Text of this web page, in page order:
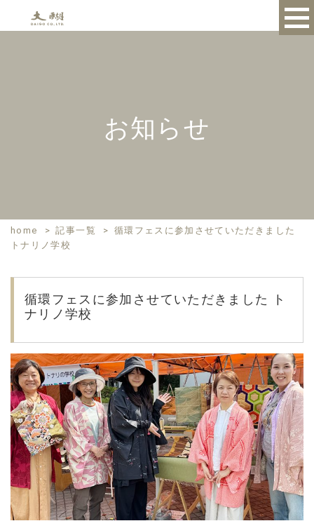
お知らせ
home > 記事一覧 > 循環フェスに参加させていただきました
トナリノ学校
循環フェスに参加させていただきました ト
ナリノ学校